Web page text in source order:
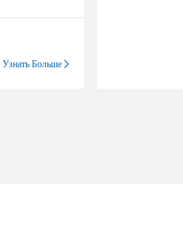
Узнать Больше